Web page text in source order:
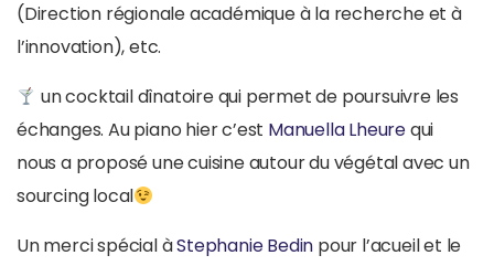
(Direction régionale académique à la recherche et à
l’innovation), etc.
un cocktail dînatoire qui permet de poursuivre les
échanges. Au piano hier c’est Manuella Lheurequi
nous a proposé une cuisine autour du végétal avec un
sourcing local
Un merci spécial àStephanie Bedin pour l’acueil et le